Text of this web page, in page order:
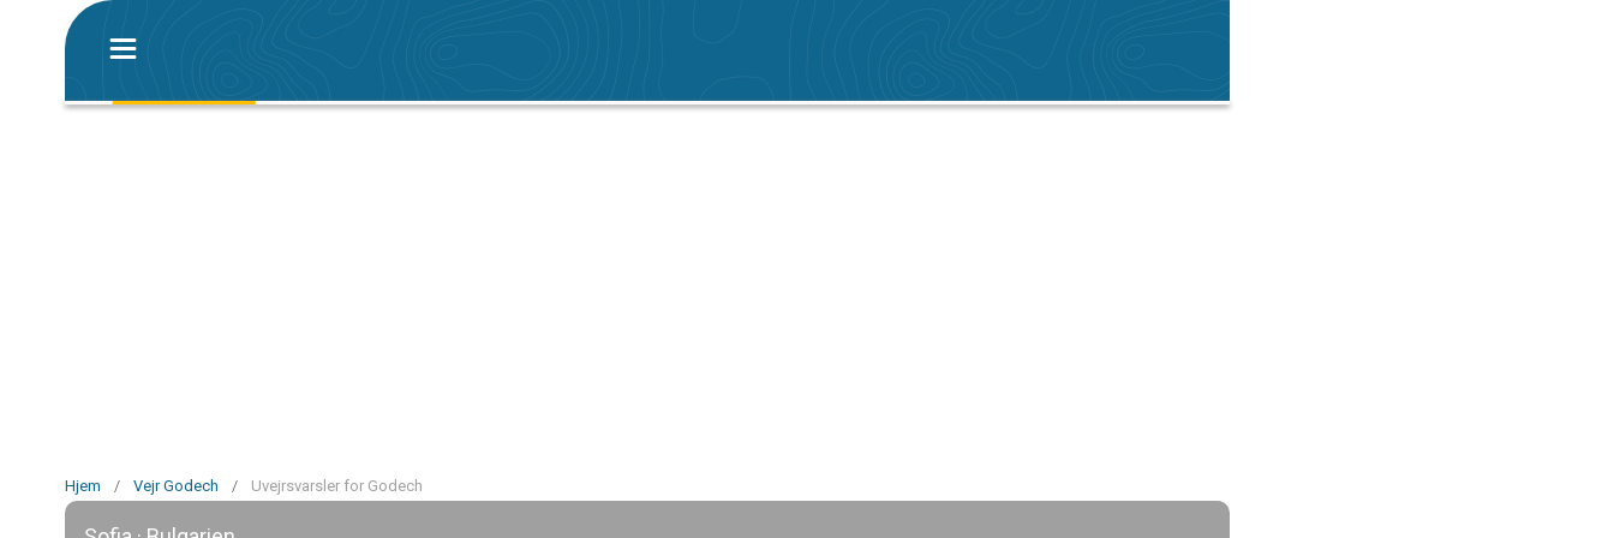
Hjem / Vejr Godech / Uvejrsvarsler for Godech